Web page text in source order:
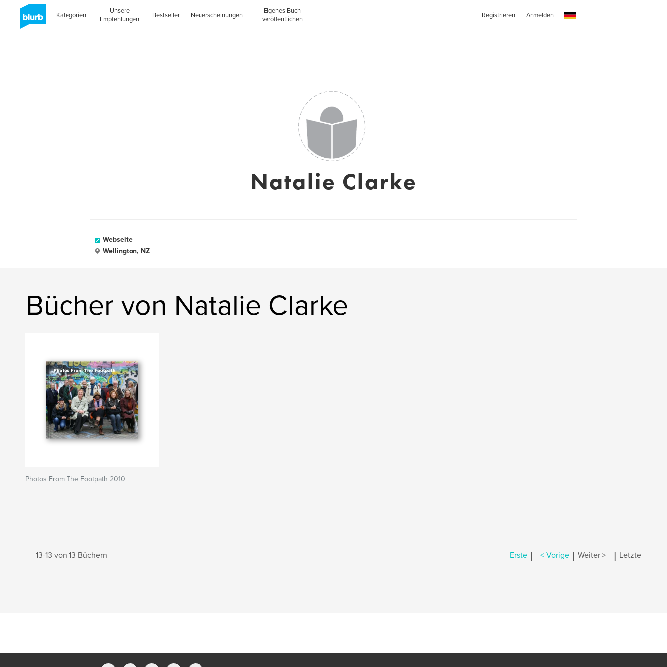
Kategorien
Unsere
Empfehlungen
Bestseller Neuerscheinungen
Eigenes Buch
veröffentlichen
Registrieren Anmelden
Natalie Clarke
Webseite
Wellington, NZ
Bücher von Natalie Clarke
Photos From The Footpath 2010
13-13 von 13 Büchern Erste | < Vorige | Weiter > | Letzte